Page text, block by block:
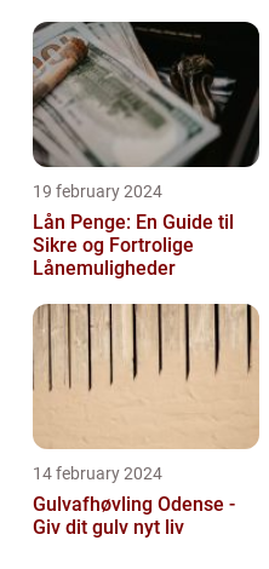
19 february 2024
Lån Penge: En Guide til
Sikre og Fortrolige
Lånemuligheder
14 february 2024
Gulvafhøvling Odense -
Giv dit gulv nyt liv